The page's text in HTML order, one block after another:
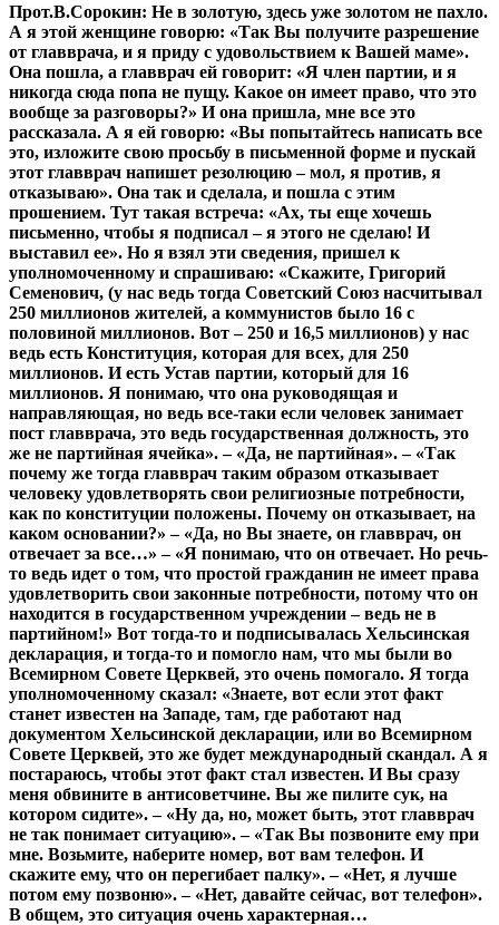
Прот.В.Сорокин: Не в золотую, здесь уже золотом не пахло.
А я этой женщине говорю: «Так Вы получите разрешение
от главврача, и я приду с удовольствием к Вашей маме».
Она пошла, а главврач ей говорит: «Я член партии, и я
никогда сюда попа не пущу. Какое он имеет право, что это
вообще за разговоры?» И она пришла, мне все это
рассказала. А я ей говорю: «Вы попытайтесь написать все
это, изложите свою просьбу в письменной форме и пускай
этот главврач напишет резолюцию – мол, я против, я
отказываю». Она так и сделала, и пошла с этим
прошением. Тут такая встреча: «Ах, ты еще хочешь
письменно, чтобы я подписал – я этого не сделаю! И
выставил ее». Но я взял эти сведения, пришел к
уполномоченному и спрашиваю: «Скажите, Григорий
Семенович, (у нас ведь тогда Советский Союз насчитывал
250 миллионов жителей, а коммунистов было 16 с
половиной миллионов. Вот – 250 и 16,5 миллионов) у нас
ведь есть Конституция, которая для всех, для 250
миллионов. И есть Устав партии, который для 16
миллионов. Я понимаю, что она руководящая и
направляющая, но ведь все-таки если человек занимает
пост главврача, это ведь государственная должность, это
же не партийная ячейка». – «Да, не партийная». – «Так
почему же тогда главврач таким образом отказывает
человеку удовлетворять свои религиозные потребности,
как по конституции положены. Почему он отказывает, на
каком основании?» – «Да, но Вы знаете, он главврач, он
отвечает за все…» – «Я понимаю, что он отвечает. Но речь-
то ведь идет о том, что простой гражданин не имеет права
удовлетворить свои законные потребности, потому что он
находится в государственном учреждении – ведь не в
партийном!» Вот тогда-то и подписывалась Хельсинская
декларация, и тогда-то и помогло нам, что мы были во
Всемирном Совете Церквей, это очень помогало. Я тогда
уполномоченному сказал: «Знаете, вот если этот факт
станет известен на Западе, там, где работают над
документом Хельсинской декларации, или во Всемирном
Совете Церквей, это же будет международный скандал. А я
постараюсь, чтобы этот факт стал известен. И Вы сразу
меня обвините в антисоветчине. Вы же пилите сук, на
котором сидите». – «Ну да, но, может быть, этот главврач
не так понимает ситуацию». – «Так Вы позвоните ему при
мне. Возьмите, наберите номер, вот вам телефон. И
скажите ему, что он перегибает палку». – «Нет, я лучше
потом ему позвоню». – «Нет, давайте сейчас, вот телефон».
В общем, это ситуация очень характерная…